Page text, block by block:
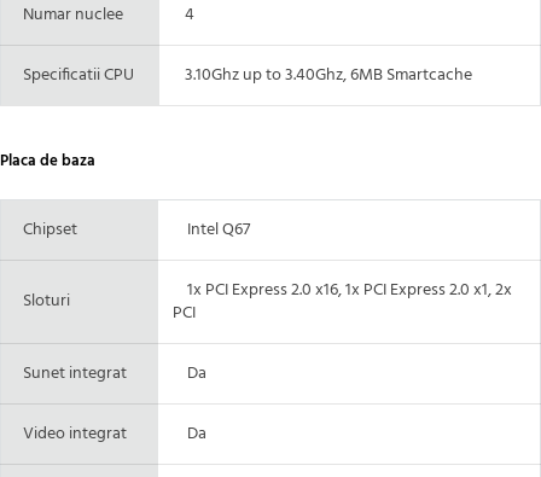
Numar nuclee 4
Specificatii CPU 3.10Ghz up to 3.40Ghz, 6MB Smartcache
Placa de baza
Chipset Intel Q67
Sloturi
1x PCI Express 2.0 x16, 1x PCI Express 2.0 x1, 2x
PCI
Sunet integrat Da
Video integrat Da